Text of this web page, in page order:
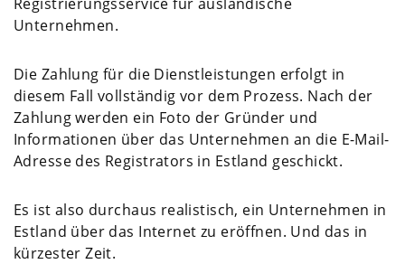
Unternehmen.
Die Zahlung für die Dienstleistungen erfolgt in
diesem Fall vollständig vor dem Prozess. Nach der
Zahlung werden ein Foto der Gründer und
Informationen über das Unternehmen an die E-Mail-
Adresse des Registrators in Estland geschickt.
Es ist also durchaus realistisch, ein Unternehmen in
Estland über das Internet zu eröffnen. Und das in
kürzester Zeit.